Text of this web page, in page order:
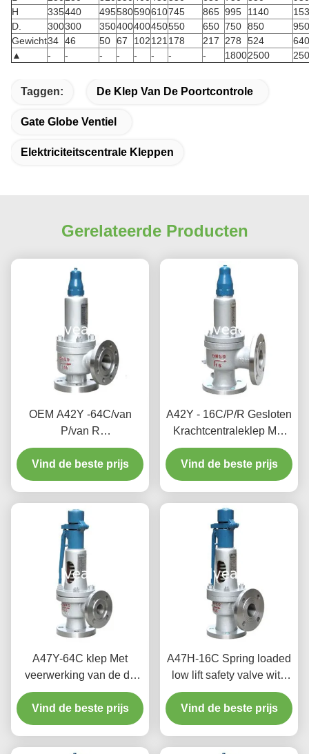
H
335440 495580590610745 865 995 1140
D.
300300 350400400450550 650 750 850
950
Gewicht34 46 50 67 102121 178 217 278 524
640
▲
- - - - - - - - 18002500
Taggen: De Klep Van De Poortcontrole
Gate Globe Ventiel
Elektriciteitscentrale Kleppen
Gerelateerde Producten
OEM A42Y -64C/van
P/van R
Krachtcentraleklep het
Werk Temperatuur 300℃
Vind de beste prijs
A42Y - 16C/P/R Gesloten
Krachtcentraleklep Met
veerwerking/de Volledige
Klep van de
Lifttypebeveiliging
Vind de beste prijs
A47Y-64C klep Met
veerwerking van de de
liftveiligheid van de
Krachtcentraleklep de
lage met een hefboom
Vind de beste prijs
A47H-16C Spring loaded
low lift safety valve with
alever（A47H）suitable
for equipment and piping
for steam , air
Vind de beste prijs